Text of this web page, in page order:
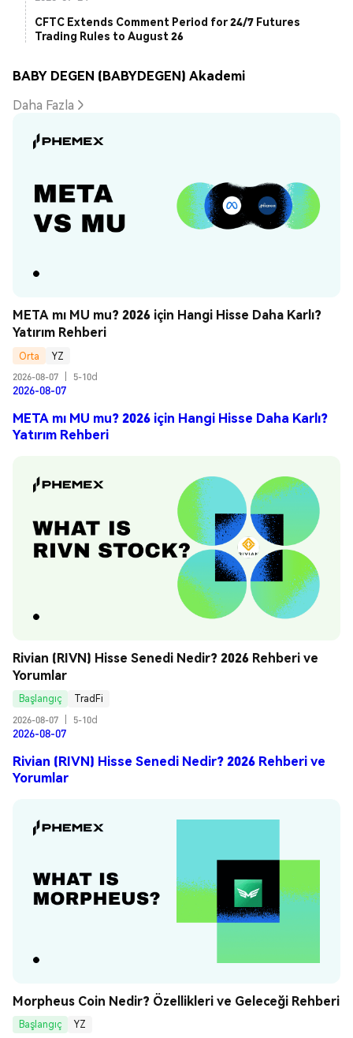
CFTC Extends Comment Period for 24/7 Futures
Trading Rules to August 26
BABY DEGEN (BABYDEGEN) Akademi
Daha Fazla
META mı MU mu? 2026 için Hangi Hisse Daha Karlı?
Yatırım Rehberi
Orta
YZ
2026-08-07
5-10d
2026-08-07
META mı MU mu? 2026 için Hangi Hisse Daha Karlı?
Yatırım Rehberi
Rivian (RIVN) Hisse Senedi Nedir? 2026 Rehberi ve
Yorumlar
Başlangıç
TradFi
2026-08-07
5-10d
2026-08-07
Rivian (RIVN) Hisse Senedi Nedir? 2026 Rehberi ve
Yorumlar
Morpheus Coin Nedir? Özellikleri ve Geleceği Rehberi
Başlangıç
YZ